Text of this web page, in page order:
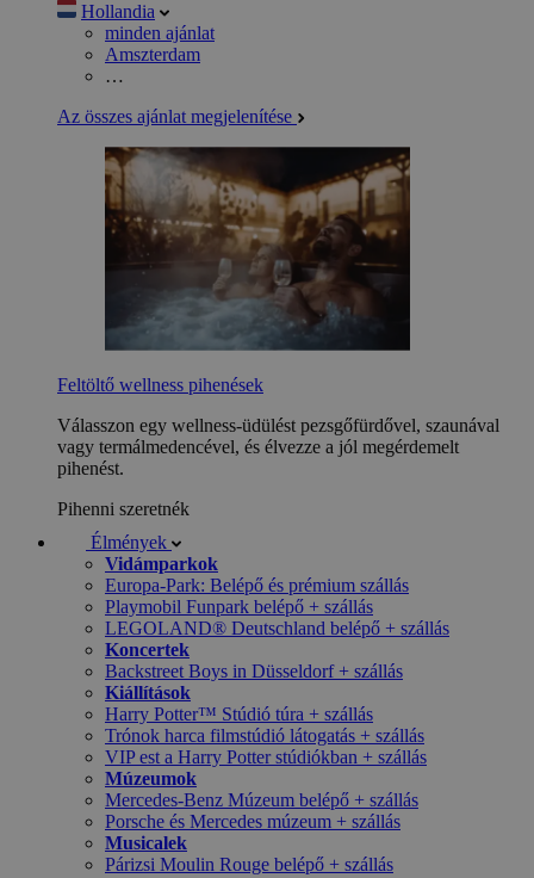
Hollandia
minden ajánlat
Amszterdam
…
Az összes ajánlat megjelenítése
Feltöltő wellness pihenések
Válasszon egy wellness-üdülést pezsgőfürdővel, szaunával
vagy termálmedencével, és élvezze a jól megérdemelt
pihenést.
Pihenni szeretnék
Élmények
Vidámparkok
Europa-Park: Belépő és prémium szállás
Playmobil Funpark belépő + szállás
LEGOLAND® Deutschland belépő + szállás
Koncertek
Backstreet Boys in Düsseldorf + szállás
Kiállítások
Harry Potter™ Stúdió túra + szállás
Trónok harca filmstúdió látogatás + szállás
VIP est a Harry Potter stúdiókban + szállás
Múzeumok
Mercedes-Benz Múzeum belépő + szállás
Porsche és Mercedes múzeum + szállás
Musicalek
Párizsi Moulin Rouge belépő + szállás